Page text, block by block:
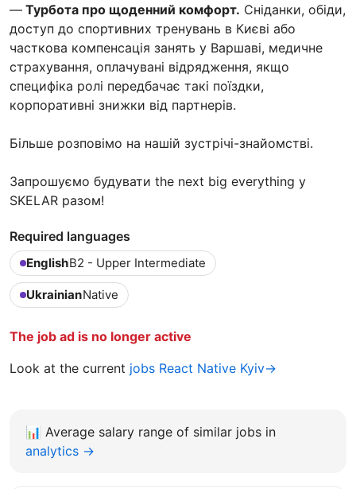
— Турбота про щоденний комфорт. Сніданки, обіди,
доступ до спортивних тренувань в Києві або
часткова компенсація занять у Варшаві, медичне
страхування, оплачувані відрядження, якщо
специфіка ролі передбачає такі поїздки,
корпоративні знижки від партнерів.
Більше розповімо на нашій зустрічі-знайомстві.
Запрошуємо будувати the next big everything у
SKELAR разом!
Required languages
EnglishB2 - Upper Intermediate
UkrainianNative
The job ad is no longer active
Look at the current jobs React Native Kyiv→
📊 Average salary range of similar jobs in
analytics →